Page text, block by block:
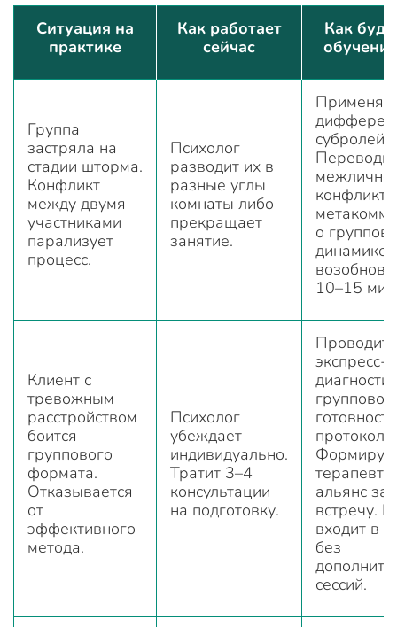
Ситуация на
практике
Как работает
сейчас
Как
Группа
застряла на
стадии шторма.
Конфликт
между двумя
участниками
парализует
процесс.
Психолог
разводит их в
разные углы
комнаты либо
прекращает
занятие.
субролей.
Переводит
конфликт
о
динамике.
10–15
Клиент с
тревожным
расстройством
боится
группового
формата.
Отказывается
от
эффективного
метода.
Психолог
убеждает
индивидуально.
Тратит 3–4
консультации
на подготовку.
Проводит
экспресс-
групповой
протоколу.
альянс за
встречу.
входит в
без
сессий.